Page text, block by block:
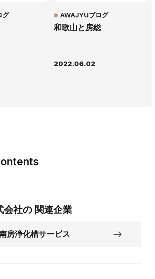
グ
和歌山と房総
AWAJYUブログ
2022.06.02
会社の 関連企業
房浄化槽サービス